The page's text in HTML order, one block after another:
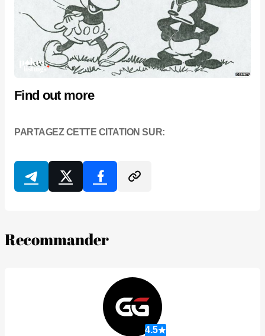
Find out more
PARTAGEZ CETTE CITATION SUR:
Recommander
4.5